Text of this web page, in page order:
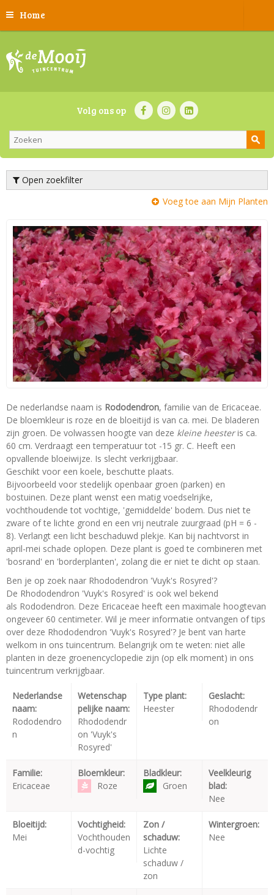
Home
Volg ons op
Open zoekfilter
Voeg toe aan Mijn Planten
De nederlandse naam is Rododendron, familie van de Ericaceae.
De bloemkleur is roze en de bloeitijd is van ca. mei. De bladeren
zijn groen. De volwassen hoogte van deze kleine heesteris ca.
60 cm. Verdraagt een temperatuur tot -15 gr. C. Heeft een
opvallende bloeiwijze. Is slecht verkrijgbaar.
Geschikt voor een koele, beschutte plaats.
Bijvoorbeeld voor stedelijk openbaar groen (parken) en
bostuinen. Deze plant wenst een matig voedselrijke,
vochthoudende tot vochtige, 'gemiddelde' bodem. Dus niet te
zware of te lichte grond en een vrij neutrale zuurgraad (pH = 6 -
8). Verlangt een licht beschaduwd plekje. Kan bij nachtvorst in
april-mei schade oplopen. Deze plant is goed te combineren met
'bosrand' en 'borderplanten', zolang die er niet te dicht op staan.
Ben je op zoek naar Rhododendron 'Vuyk's Rosyred'?
De Rhododendron 'Vuyk's Rosyred' is ook wel bekend
als Rododendron. Deze Ericaceae heeft een maximale hoogtevan
ongeveer 60 centimeter. Wil je meer informatie ontvangen of tips
over deze Rhododendron 'Vuyk's Rosyred'? Je bent van harte
welkom in ons tuincentrum. Belangrijk om te weten: niet alle
planten in deze groenencyclopedie zijn (op elk moment) in ons
tuincentrum verkrijgbaar.
Nederlandse
naam:
Rododendro
n
Wetenschap
pelijke naam:
Rhododendr
on 'Vuyk's
Rosyred'
Type plant:
Heester
Geslacht:
Rhododendr
on
Familie:
Ericaceae
Bloemkleur:
Roze
Bladkleur:
Groen
Veelkleurig
blad:
Nee
Bloeitijd:
Mei
Vochtigheid:
Vochthouden
d-vochtig
Zon /
schaduw:
Lichte
schaduw /
zon
Wintergroen:
Nee